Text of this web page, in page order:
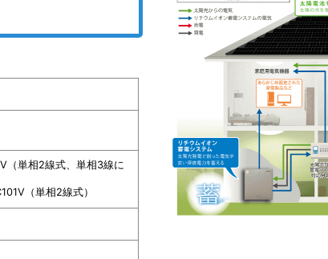
（単相2線式、単相3線に
（単相2線式）